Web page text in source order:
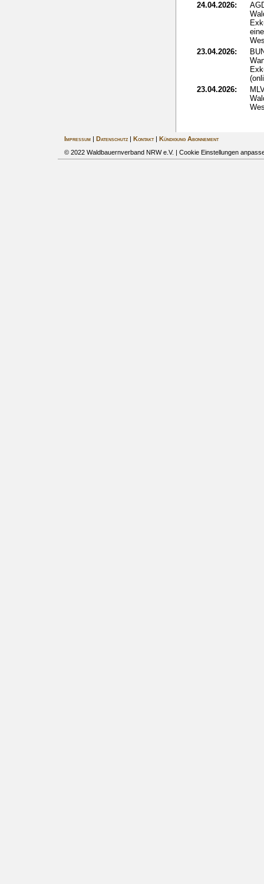
24.04.2026:
23.04.2026:
23.04.2026:
Impressum| Datenschutz| Kontakt|
Kündigung Abonnement
© 2022 Waldbauernverband NRW e.V. | Cookie Einstellungen